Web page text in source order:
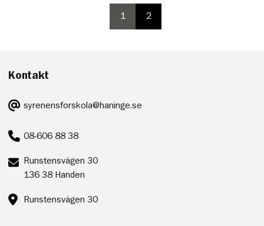
paginering
sida
1
paginering
sida
2
Kontakt
E-
post:
syrenensforskola@haninge.se
Telefon:
08-606 88 38
Postadress:
Runstensvägen 30
136 38 Handen
Besöksadress:
Runstensvägen 30